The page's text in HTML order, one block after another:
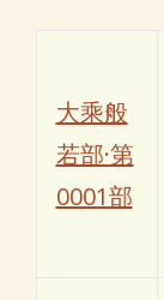
大乘般
若部·第
0001部